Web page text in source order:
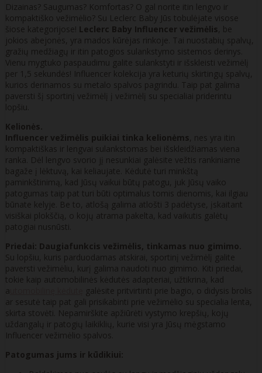
Dizainas? Saugumas? Komfortas? O gal norite itin lengvo ir
kompaktiško vežimėlio? Su Leclerc Baby Jūs tobulėjate visose
šiose kategorijose! Leclerc Baby Influencer vežimėlis, be
jokios abejonės, yra mados kūrėjas rinkoje. Tai nuostabių spalvų,
gražių medžiagų ir itin patogios sulankstymo sistemos derinys.
Vienu mygtuko paspaudimu galite sulankstyti ir išskleisti vežimėlį
per 1,5 sekundės! Influencer kolekcija yra keturių skirtingų spalvų,
kurios derinamos su metalo spalvos pagrindu. Taip pat galima
paversti šį sportinį vežimėlį į vežimėlį su specialiai priderintu
lopšiu.
Kelionės.
Influencer vežimėlis puikiai tinka kelionėms, nes yra itin
kompaktiškas ir lengvai sulankstomas bei išskleidžiamas viena
ranka. Dėl lengvo svorio jį nesunkiai galėsite vežtis rankiniame
bagaže į lėktuvą, kai keliaujate. Kėdutė turi minkštą
paminkštinimą, kad Jūsų vaikui būtų patogu, juk Jūsų vaiko
patogumas taip pat turi būti optimalus tomis dienomis, kai ilgiau
būnate kelyje. Be to, atlošą galima atlošti 3 padėtyse, įskaitant
visiškai plokščią, o kojų atrama pakelta, kad vaikutis galėtų
patogiai nusnūsti.
Priedai: Daugiafunkcis vežimėlis, tinkamas nuo gimimo.
Su lopšiu, kuris parduodamas atskirai, sportinį vežimėlį galite
paversti vežimėliu, kurį galima naudoti nuo gimimo. Kiti priedai,
tokie kaip automobilinės kėdutės adapteriai, užtikrina, kad
a
galėsite pritvirtinti prie bagio, o didysis brolis
ar sesutė taip pat gali prisikabinti prie vežimėlio su specialia lenta,
skirta stovėti. Nepamirškite apžiūrėti vystymo krepšių, kojų
uždangalų ir patogių laikiklių, kurie visi yra Jūsų mėgstamo
Influencer vežimėlio spalvos.
Patogumas jums ir kūdikiui: